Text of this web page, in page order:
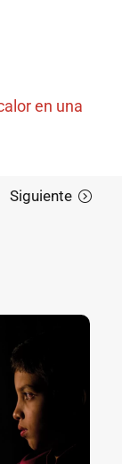
en una